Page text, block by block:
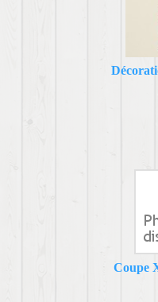
Coupe